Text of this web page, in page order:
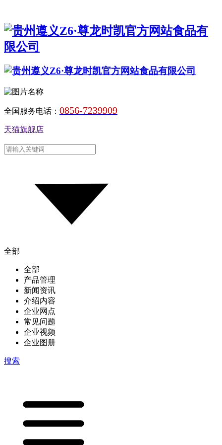
全国服务电话： 0856-7239909
天猫旗舰店
全部
全部
产品管理
新闻资讯
介绍内容
企业网点
常见问题
企业视频
企业图册
搜索